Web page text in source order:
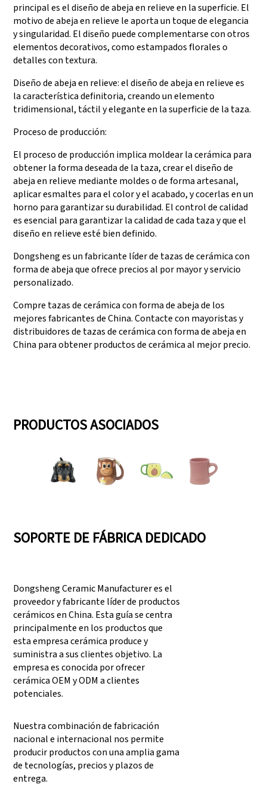
principal es el diseño de abeja en relieve en la superficie. El
motivo de abeja en relieve le aporta un toque de elegancia
y singularidad. El diseño puede complementarse con otros
elementos decorativos, como estampados florales o
detalles con textura.
Diseño de abeja en relieve: el diseño de abeja en relieve es
la característica definitoria, creando un elemento
tridimensional, táctil y elegante en la superficie de la taza.
Proceso de producción:
El proceso de producción implica moldear la cerámica para
obtener la forma deseada de la taza, crear el diseño de
abeja en relieve mediante moldes o de forma artesanal,
aplicar esmaltes para el color y el acabado, y cocerlas en un
horno para garantizar su durabilidad. El control de calidad
es esencial para garantizar la calidad de cada taza y que el
diseño en relieve esté bien definido.
Dongsheng es un fabricante líder de tazas de cerámica con
forma de abeja que ofrece precios al por mayor y servicio
personalizado.
Compre tazas de cerámica con forma de abeja de los
mejores fabricantes de China. Contacte con mayoristas y
distribuidores de tazas de cerámica con forma de abeja en
China para obtener productos de cerámica al mejor precio.
PRODUCTOS ASOCIADOS
SOPORTE DE FÁBRICA DEDICADO
Dongsheng Ceramic Manufacturer es el
proveedor y fabricante líder de productos
cerámicos en China. Esta guía se centra
principalmente en los productos que
esta empresa cerámica produce y
suministra a sus clientes objetivo. La
empresa es conocida por ofrecer
cerámica OEM y ODM a clientes
potenciales.
Nuestra combinación de fabricación
nacional e internacional nos permite
producir productos con una amplia gama
de tecnologías, precios y plazos de
entrega.